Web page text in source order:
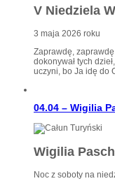
V Niedziela
3 maja 2026 roku
Zaprawdę,
dokonywał tych
uczyni, bo Ja idę do
04.04 – Wigilia
Wigilia
Noc z soboty na